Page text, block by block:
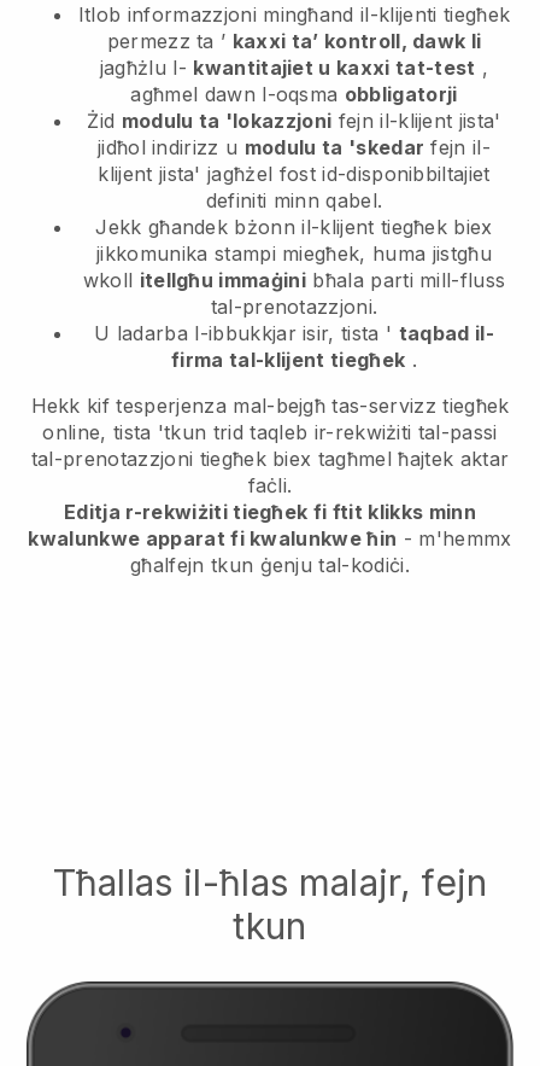
Itlob informazzjoni mingħand il-klijenti tiegħek
permezz ta ’ kaxxi ta’ kontroll, dawk li
jagħżlu l- kwantitajiet u kaxxi tat-test ,
agħmel dawn l-oqsma obbligatorji
Żid modulu ta 'lokazzjoni fejn il-klijent jista'
jidħol indirizz u modulu ta 'skedar fejn il-
klijent jista' jagħżel fost id-disponibbiltajiet
definiti minn qabel.
Jekk għandek bżonn il-klijent tiegħek biex
jikkomunika stampi miegħek, huma jistgħu
wkoll itellgħu immaġini bħala parti mill-fluss
tal-prenotazzjoni.
U ladarba l-ibbukkjar isir, tista ' taqbad il-
firma tal-klijent tiegħek .
Hekk kif tesperjenza mal-bejgħ tas-servizz tiegħek
online, tista 'tkun trid taqleb ir-rekwiżiti tal-passi
tal-prenotazzjoni tiegħek biex tagħmel ħajtek aktar
faċli.
Editja r-rekwiżiti tiegħek fi ftit klikks minn
kwalunkwe apparat fi kwalunkwe ħin - m'hemmx
għalfejn tkun ġenju tal-kodiċi.
Tħallas il-ħlas malajr, fejn
tkun